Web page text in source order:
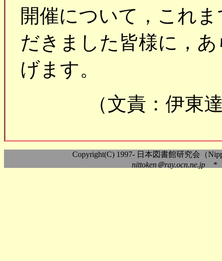
開催について，これ
だきました皆様に，
げます。
（文責：伊
Copyright(C) 1997- 日本図書館研究会（
nittoken＠ray.ocn.ne.jp *